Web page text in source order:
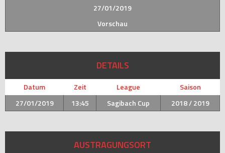
27/01/2019
Vorschau
DETAILS
Datum Zeit League
Saison
27/01/2019
13:45 Sagibach Cup 2018 / 2019
AUSTRAGUNGSORT